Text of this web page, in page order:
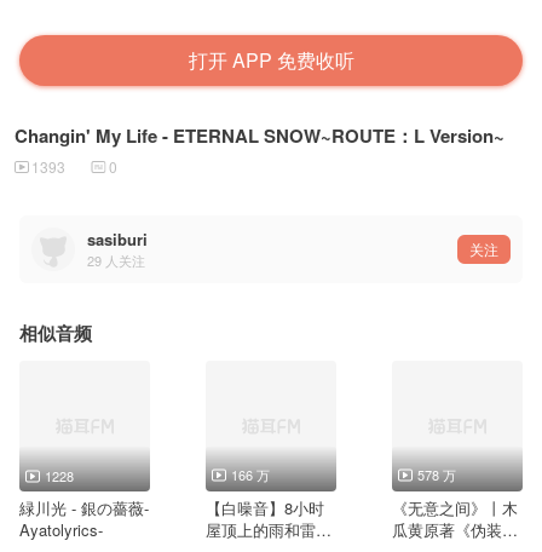
打开 APP 免费收听
Changin' My Life - ETERNAL SNOW~ROUTE：L Version~
1393 0
sasiburi
29 人关注
关注
相似音频
1228
緑川光 - 銀の薔薇-
Ayatolyrics-
166 万
【白噪音】8小时
屋顶上的雨和雷
578 万
《无意之间》丨木
瓜黄原著《伪装学